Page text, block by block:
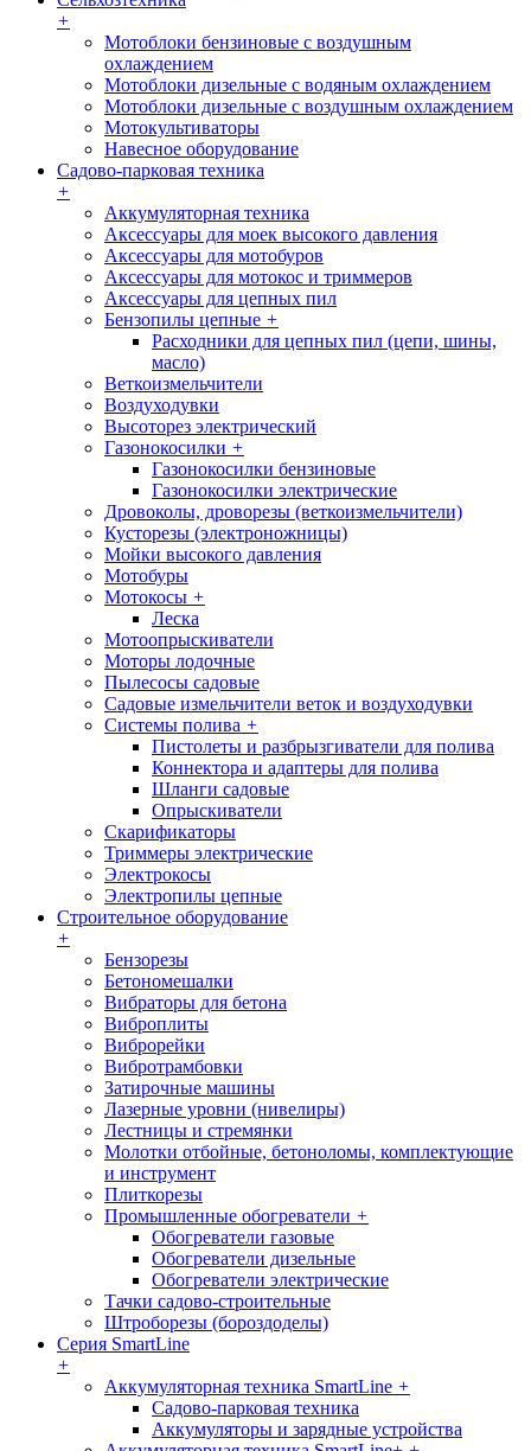
+
Мотоблоки бензиновые с воздушным
охлаждением
Мотоблоки дизельные с водяным охлаждением
Мотоблоки дизельные с воздушным охлаждением
Мотокультиваторы
Навесное оборудование
Садово-парковая техника
+
Аккумуляторная техника
Аксессуары для моек высокого давления
Аксессуары для мотобуров
Аксессуары для мотокос и триммеров
Аксессуары для цепных пил
Бензопилы цепные +
Расходники для цепных пил (цепи, шины,
масло)
Веткоизмельчители
Воздуходувки
Высоторез электрический
Газонокосилки +
Газонокосилки бензиновые
Газонокосилки электрические
Дровоколы, дроворезы (веткоизмельчители)
Кусторезы (электроножницы)
Мойки высокого давления
Мотобуры
Мотокосы +
Леска
Мотоопрыскиватели
Моторы лодочные
Пылесосы садовые
Садовые измельчители веток и воздуходувки
Системы полива +
Пистолеты и разбрызгиватели для полива
Коннектора и адаптеры для полива
Шланги садовые
Опрыскиватели
Скарификаторы
Триммеры электрические
Электрокосы
Электропилы цепные
Строительное оборудование
+
Бензорезы
Бетономешалки
Вибраторы для бетона
Виброплиты
Виброрейки
Вибротрамбовки
Затирочные машины
Лазерные уровни (нивелиры)
Лестницы и стремянки
Молотки отбойные, бетоноломы, комплектующие
и инструмент
Плиткорезы
Промышленные обогреватели +
Обогреватели газовые
Обогреватели дизельные
Обогреватели электрические
Тачки садово-строительные
Штроборезы (бороздоделы)
Серия SmartLine
+
Аккумуляторная техника SmartLine +
Садово-парковая техника
Аккумуляторы и зарядные устройства